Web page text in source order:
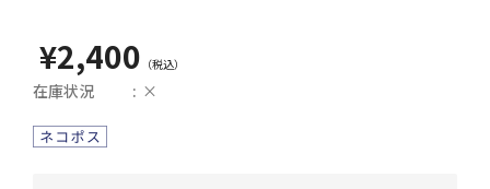
¥2,400
在庫状況 ×